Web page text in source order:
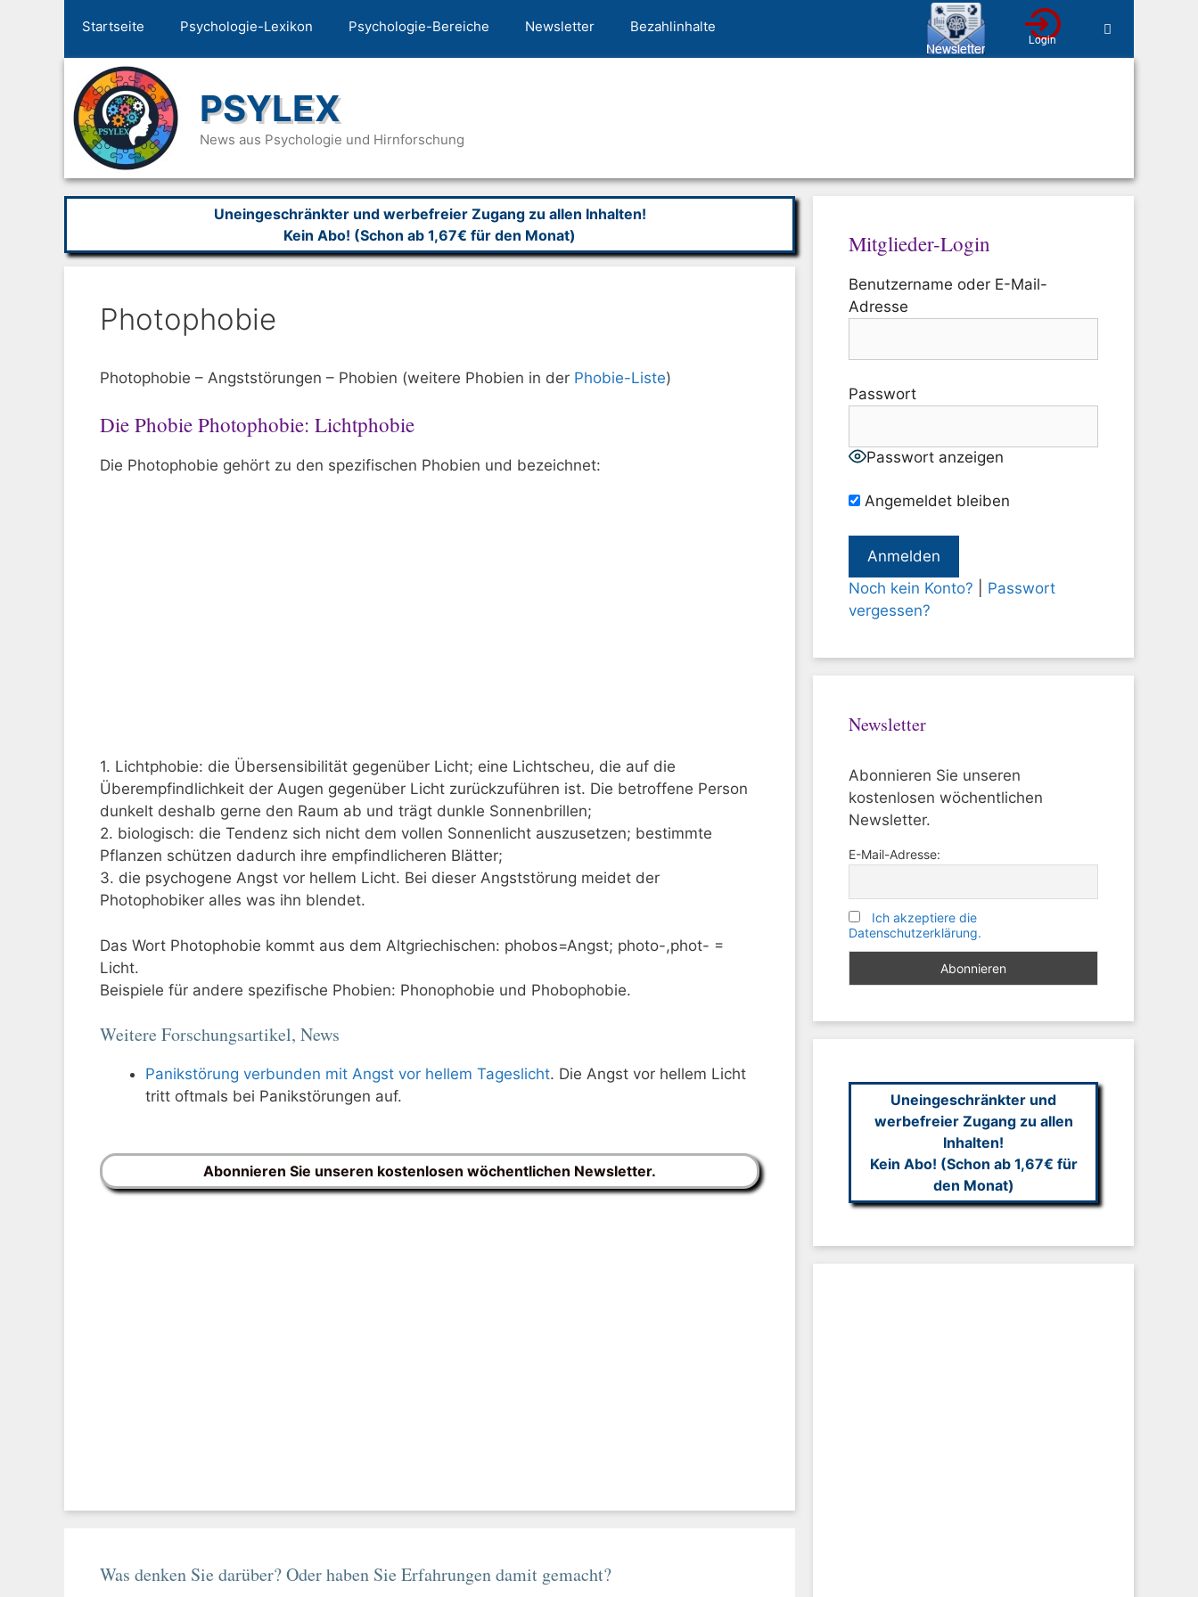
Startseite Psychologie-Lexikon Psychologie-Bereiche Newsletter Bezahlinhalte
PSYLEX
News aus Psychologie und Hirnforschung
Uneingeschränkter und werbefreier Zugang zu allen Inhalten!
Kein Abo! (Schon ab 1,67€ für den Monat)
Photophobie
Photophobie – Angststörungen – Phobien (weitere Phobien in der Phobie-Liste)
Die Phobie Photophobie: Lichtphobie
Die Photophobie gehört zu den spezifischen Phobien und bezeichnet:
1. Lichtphobie: die Übersensibilität gegenüber Licht; eine Lichtscheu, die auf die
Überempfindlichkeit der Augen gegenüber Licht zurückzuführen ist. Die betroffene Person
dunkelt deshalb gerne den Raum ab und trägt dunkle Sonnenbrillen;
2. biologisch: die Tendenz sich nicht dem vollen Sonnenlicht auszusetzen; bestimmte
Pflanzen schützen dadurch ihre empfindlicheren Blätter;
3. die psychogene Angst vor hellem Licht. Bei dieser Angststörung meidet der
Photophobiker alles was ihn blendet.
Das Wort Photophobie kommt aus dem Altgriechischen: phobos=Angst; photo-,phot- =
Licht.
Beispiele für andere spezifische Phobien: Phonophobie und Phobophobie.
Weitere Forschungsartikel, News
Panikstörung verbunden mit Angst vor hellem Tageslicht. Die Angst vor hellem Licht
tritt oftmals bei Panikstörungen auf.
Abonnieren Sie unseren kostenlosen wöchentlichen Newsletter.
Was denken Sie darüber? Oder haben Sie Erfahrungen damit gemacht?
Mitglieder-Login
Benutzername oder E-Mail-
Adresse
Passwort
Passwort anzeigen
Angemeldet bleiben
Noch kein Konto?
Passwort
vergessen?
Newsletter
Abonnieren Sie unseren
kostenlosen wöchentlichen
Newsletter.
E-Mail-Adresse:
Ich akzeptiere die
Datenschutzerklärung.
Uneingeschränkter und
werbefreier Zugang zu allen
Inhalten!
Kein Abo! (Schon ab 1,67€ für
den Monat)